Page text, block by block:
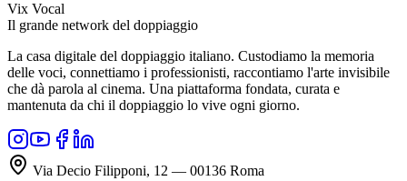
Vix Vocal
Il grande network del doppiaggio
La casa digitale del doppiaggio italiano. Custodiamo la memoria
delle voci, connettiamo i professionisti, raccontiamo l'arte invisibile
che dà parola al cinema. Una piattaforma fondata, curata e
mantenuta da chi il doppiaggio lo vive ogni giorno.
Via Decio Filipponi, 12 — 00136 Roma